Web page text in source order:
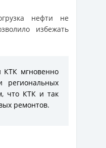
нефти не
избежать
КТК мгновенно
региональных
что КТК и так
ремонтов.